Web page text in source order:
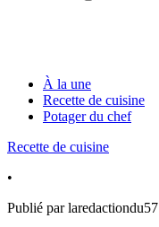
À la une
Recette de cuisine
Potager du chef
Recette de cuisine
•
Publié par laredactiondu57